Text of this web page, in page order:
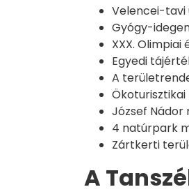
Velencei-tavi
Gyógy-
XXX.
Egyedi
A
József
4 natúrpark
Zártkerti
A